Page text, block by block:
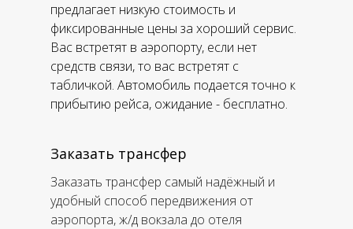
Заказать трансфер самый надёжный и
удобный способ передвижения от
аэропорта, ж/д вокзала до отеля
Заказать трансфер
предлагает низкую стоимость и
фиксированные цены за хороший сервис.
Вас встретят в аэропорту, если нет
средств связи, то вас встретят с
табличкой. Автомобиль подается точно к
прибытию рейса, ожидание - бесплатно.